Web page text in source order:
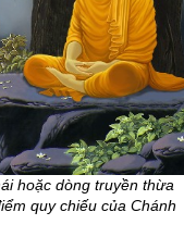
hoặc dòng truyền thừa
quy chiếu của Chánh